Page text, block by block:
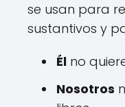
se usan para
sustantivos y
Él no
Nosotros